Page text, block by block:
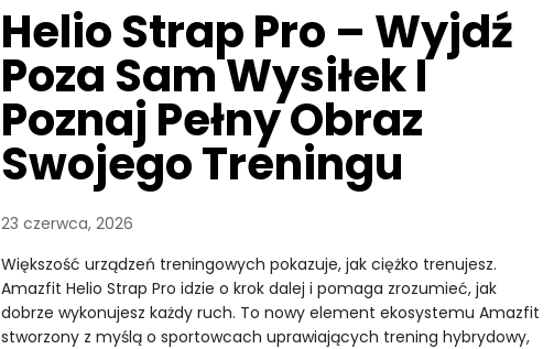
Helio Strap Pro – Wyjdź
Poza Sam Wysiłek I
Poznaj Pełny Obraz
Swojego Treningu
23 czerwca, 2026
Większość urządzeń treningowych pokazuje, jak ciężko trenujesz.
Amazfit Helio Strap Pro idzie o krok dalej i pomaga zrozumieć, jak
dobrze wykonujesz każdy ruch. To nowy element ekosystemu Amazfit
stworzony z myślą o sportowcach uprawiających trening hybrydowy,